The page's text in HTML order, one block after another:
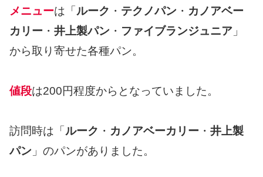
メニューは「ルーク ・ テクノパン ・ カノアベー
カリー ・ 井上製パン ・ ファイブランジュニア 」
から取り寄せた各種パン。
値段は200円程度からとなっていました。
訪問時は「 ルーク ・ カノアベーカリー ・ 井上製
パン 」のパンがありました。